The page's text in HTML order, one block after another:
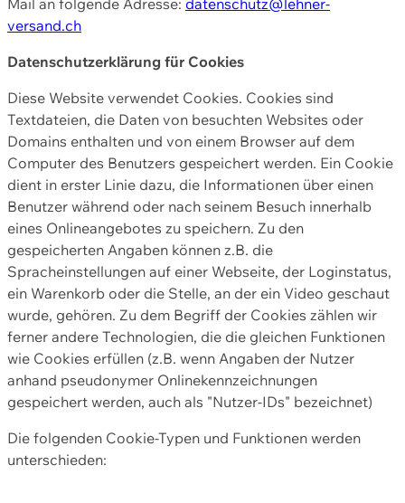
versand.ch
Datenschutzerklärung für Cookies
Diese Website verwendet Cookies. Cookies sind
Textdateien, die Daten von besuchten Websites oder
Domains enthalten und von einem Browser auf dem
Computer des Benutzers gespeichert werden. Ein Cookie
dient in erster Linie dazu, die Informationen über einen
Benutzer während oder nach seinem Besuch innerhalb
eines Onlineangebotes zu speichern. Zu den
gespeicherten Angaben können z.B. die
Spracheinstellungen auf einer Webseite, der Loginstatus,
ein Warenkorb oder die Stelle, an der ein Video geschaut
wurde, gehören. Zu dem Begriff der Cookies zählen wir
ferner andere Technologien, die die gleichen Funktionen
wie Cookies erfüllen (z.B. wenn Angaben der Nutzer
anhand pseudonymer Onlinekennzeichnungen
gespeichert werden, auch als "Nutzer-IDs" bezeichnet)
Die folgenden Cookie-Typen und Funktionen werden
unterschieden: